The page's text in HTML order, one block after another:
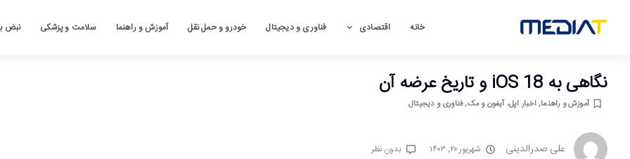
خانه اقتصادی فناوری و دیجیتال خودرو و حمل نقل آموزش و راهنما سلامت و پزشکی نبض
نگاهی به iOS 18 و تاریخ عرضه آن
آموزش و راهنما,اخبار اپل، آیفون و مک,فناوری و دیجیتال
علی صدرالدینی شهریور ۲۰, ۱۴۰۳ بدون نظر